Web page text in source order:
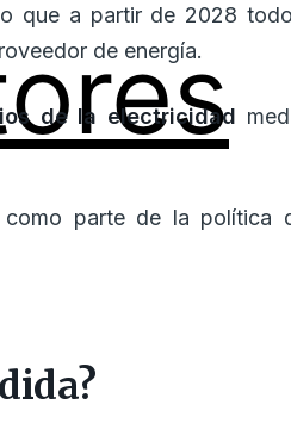
que a partir de 2028
de energía.
de la electricidad
como parte de la política